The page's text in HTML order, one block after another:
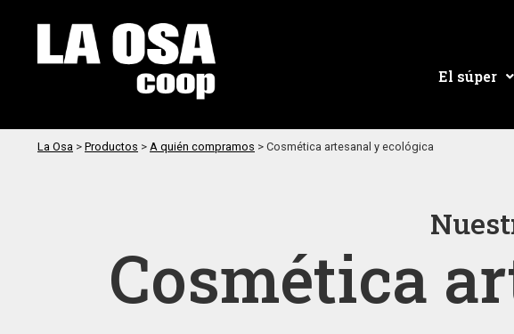
El súper
La Osa > Productos > A quién compramos > Cosmética artesanal y ecológica
Cosmética